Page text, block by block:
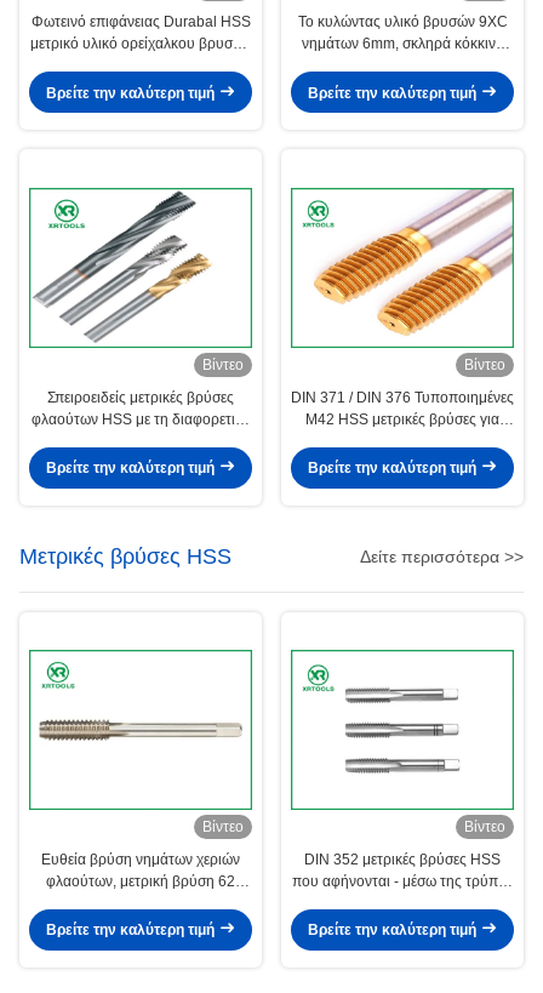
Φωτεινό επιφάνειας Durabal HSS
μετρικό υλικό ορείχαλκου βρυσών
Βρείτε την καλύτερη τιμή
Το κυλώντας υλικό βρυσών 9XC
νημάτων 6mm, σκληρά κόκκινο
Βρείτε την καλύτερη τιμή
Βίντεο
Σπειροειδείς μετρικές βρύσες
φλαούτων HSS με τη διαφορετική
6H
Βρείτε την καλύτερη τιμή
Βίντεο
DIN 371 / DIN 376 Τυποποιημένες
M42 HSS μετρικές βρύσες για
εργαλείων
Βρείτε την καλύτερη τιμή
Μετρικές βρύσες HSS Δείτε περισσότερα >>
Βίντεο
Ευθεία βρύση νημάτων χεριών
φλαούτων, μετρική βρύση 62
σκληρότητα 66HRC
Βρείτε την καλύτερη τιμή
Βίντεο
DIN 352 μετρικές βρύσες HSS
που αφήνονται - μέσω της τρύπας
Βρείτε την καλύτερη τιμή